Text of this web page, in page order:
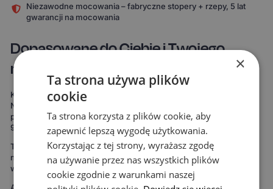
Niezawodne mocowania – fabryczne stopery + rzepy, 5 lat
gwarancji na mocowania
Dopasowane do Ciebie i Twojego
modelu auta
Każdy komplet powstaje specjalnie pod Twój model samochodu.
Nie korzystamy z uniwersalnych szablonów, które „mniej więcej
pasują". Nasze dywaniki są mierzone od zera, by pokryć nawet do
99% podłogi twojego auta.
To oznacza maksymalną ochronę podłogi – zdecydowanie więcej
niż w przypadku uniwersalnych mat. Rezultat widać od razu:
wnętrze wygląda bardziej spójnie, elegancko i zadbanie.
×
Ta strona używa plików
cookie
Ta strona korzysta z plików cookie, aby
zapewnić lepszą wygodę użytkowania.
Korzystając z tej strony, wyrażasz zgodę
na używanie przez nas wszystkich plików
cookie zgodnie z warunkami naszej